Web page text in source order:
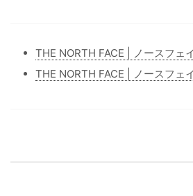
THE NORTH FACE | ノースフェ
THE NORTH FACE | ノースフェ